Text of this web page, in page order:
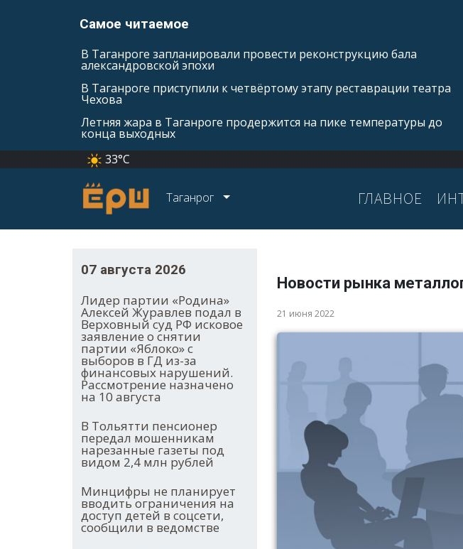
Самое читаемое
В Таганроге запланировали провести реконструкцию бала
александровской эпохи
В Таганроге приступили к четвёртому этапу реставрации театра
Чехова
Летняя жара в Таганроге продержится на пике температуры до
конца выходных
33°C
Таганрог ГЛАВНОЕ
07 августа 2026
Лидер партии «Родина»
Алексей Журавлев подал в
Верховный суд РФ исковое
заявление о снятии
партии «Яблоко» с
выборов в ГД из-за
финансовых нарушений.
Рассмотрение назначено
на 10 августа
В Тольятти пенсионер
передал мошенникам
нарезанные газеты под
видом 2,4 млн рублей
Минцифры не планирует
вводить ограничения на
доступ детей в соцсети,
сообщили в ведомстве
Новости рынка
21 июня 2022